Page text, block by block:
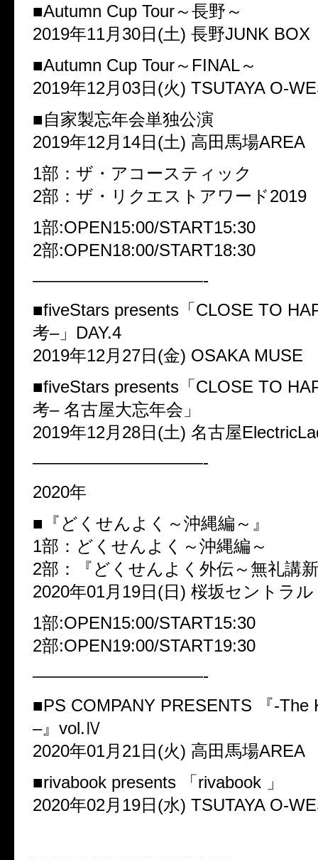
■Autumn Cup Tour～長野～
2019年11月30日(土) 長野JUNK BOX
■Autumn Cup Tour～FINAL～
2019年12月03日(火) TSUTAYA O-
■自家製忘年会単独公演
2019年12月14日(土) 高田馬場AREA
1部：ザ・アコースティック
2部：ザ・リクエストアワード2019
1部:OPEN15:00/START15:30
2部:OPEN18:00/START18:30
——————————-
■fiveStars presents「CLOSE TO
考–」DAY.4
2019年12月27日(金) OSAKA MUSE
■fiveStars presents「CLOSE TO
考– 名古屋大忘年会」
2019年12月28日(土) 名古屋
——————————-
2020年
■『どくせんよく～沖縄編～』
1部：どくせんよく～沖縄編～
2部：『どくせんよく外伝～無礼講
2020年01月19日(日) 桜坂セントラル
1部:OPEN15:00/START15:30
2部:OPEN19:00/START19:30
——————————-
■PS COMPANY PRESENTS 『-The
–』vol.Ⅳ
2020年01月21日(火) 高田馬場AREA
■rivabook presents 「rivabook 」
2020年02月19日(水) TSUTAYA O-